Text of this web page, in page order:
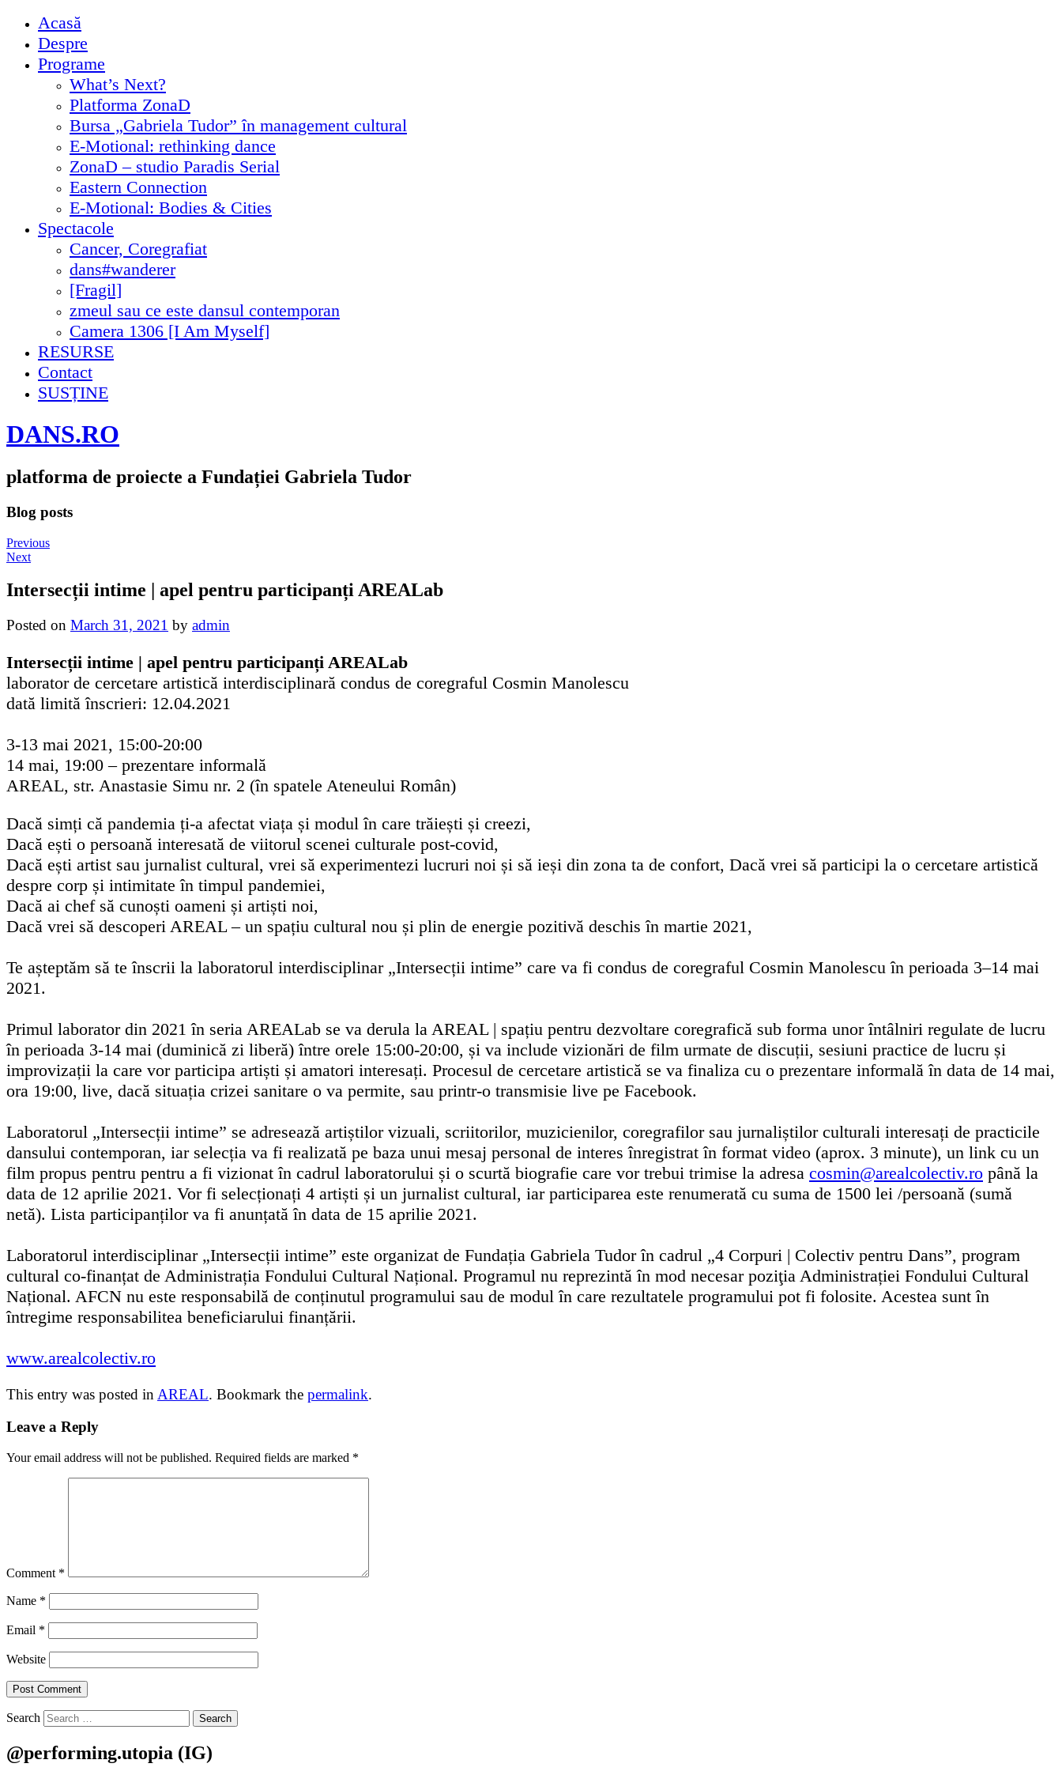
Acasă
Despre
Programe
What’s Next?
Platforma ZonaD
Bursa „Gabriela Tudor” în management cultural
E-Motional: rethinking dance
ZonaD – studio Paradis Serial
Eastern Connection
E-Motional: Bodies & Cities
Spectacole
Cancer, Coregrafiat
dans#wanderer
[Fragil]
zmeul sau ce este dansul contemporan
Camera 1306 [I Am Myself]
RESURSE
Contact
SUSȚINE
DANS.RO
platforma de proiecte a Fundației Gabriela Tudor
Blog posts
Previous
Next
Intersecții intime | apel pentru participanți AREALab
Posted on March 31, 2021 by admin
Intersecții intime | apel pentru participanți AREALab
laborator de cercetare artistică interdisciplinară condus de coregraful Cosmin Manolescu
dată limită înscrieri: 12.04.2021
3-13 mai 2021, 15:00-20:00
14 mai, 19:00 – prezentare informală
AREAL, str. Anastasie Simu nr. 2 (în spatele Ateneului Român)
Dacă simți că pandemia ți-a afectat viața și modul în care trăiești și creezi,
Dacă ești o persoană interesată de viitorul scenei culturale post-covid,
Dacă ești artist sau jurnalist cultural, vrei să experimentezi lucruri noi și să ieși din zona ta de confort, Dacă vrei să participi la o cercetare artistică
despre corp și intimitate în timpul pandemiei,
Dacă ai chef să cunoști oameni și artiști noi,
Dacă vrei să descoperi AREAL – un spațiu cultural nou și plin de energie pozitivă deschis în martie 2021,
Te așteptăm să te înscrii la laboratorul interdisciplinar „Intersecții intime” care va fi condus de coregraful Cosmin Manolescu în perioada 3–14 mai
2021.
Primul laborator din 2021 în seria AREALab se va derula la AREAL | spațiu pentru dezvoltare coregrafică sub forma unor întâlniri regulate de lucru
în perioada 3-14 mai (duminică zi liberă) între orele 15:00-20:00, și va include vizionări de film urmate de discuții, sesiuni practice de lucru și
improvizații la care vor participa artiști și amatori interesați. Procesul de cercetare artistică se va finaliza cu o prezentare informală în data de 14 mai,
ora 19:00, live, dacă situația crizei sanitare o va permite, sau printr-o transmisie live pe Facebook.
Laboratorul „Intersecții intime” se adresează artiștilor vizuali, scriitorilor, muzicienilor, coregrafilor sau jurnaliștilor culturali interesați de practicile
dansului contemporan, iar selecția va fi realizată pe baza unui mesaj personal de interes înregistrat în format video (aprox. 3 minute), un link cu un
film propus pentru pentru a fi vizionat în cadrul laboratorului și o scurtă biografie care vor trebui trimise la adresa cosmin@arealcolectiv.ro până la
data de 12 aprilie 2021. Vor fi selecționați 4 artiști și un jurnalist cultural, iar participarea este renumerată cu suma de 1500 lei /persoană (sumă
netă). Lista participanților va fi anunțată în data de 15 aprilie 2021.
Laboratorul interdisciplinar „Intersecții intime” este organizat de Fundația Gabriela Tudor în cadrul „4 Corpuri | Colectiv pentru Dans”, program
cultural co-finanțat de Administrația Fondului Cultural Național. Programul nu reprezintă în mod necesar poziţia Administrației Fondului Cultural
Național. AFCN nu este responsabilă de conținutul programului sau de modul în care rezultatele programului pot fi folosite. Acestea sunt în
întregime responsabilitea beneficiarului finanțării.
www.arealcolectiv.ro
This entry was posted inAREAL. Bookmark the permalink.
Leave a Reply
Your email address will not be published. Required fields are marked *
Comment *
Name *
Email *
Website
Search
@performing.utopia (IG)